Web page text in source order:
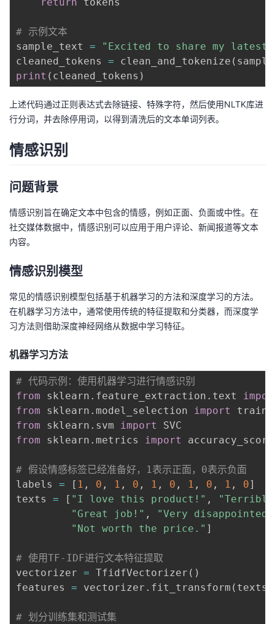
return tokens
# 示例文本
sample_text =
"Excited to share my latest
cleaned_tokens = clean_and_tokenize (
print ( cleaned_tokens )
上述代码通过正则表达式去除链接、特殊字符，然后使用NLTK库进
行分词，并去除停用词，以得到清洗后的文本单词列表。
情感识别
问题背景
情感识别旨在确定文本中包含的情感，例如正面、负面或中性。在
社交媒体数据中，情感识别可以应用于用户评论、新闻报道等文本
内容。
情感识别模型
常见的情感识别模型包括基于机器学习的方法和深度学习的方法。
在机器学习方法中，通常使用传统的特征提取和分类器，而深度学
习方法则借助深度神经网络从数据中学习特征。
机器学习方法
# 代码示例：使用机器学习进行情感识别
from sklearn . feature_extraction . text
from sklearn . model_selection
import
from sklearn . svm import
from sklearn . metrics import accuracy_score
# 假设情感标签已经准备好，1表示正面，0表示负面
labels = [ 1 , 0 , 1 , 0 , 1 , 0 , 1 , 0 , 1 , 0]
texts = [ "I love this product!" ,
"Terrible
"Great job!" ,
"Very
"Not worth the price." ]
# 使用TF-IDF进行文本特征提取
vectorizer = TfidfVectorizer ( )
features = vectorizer . fit_transform ( texts
# 划分训练集和测试集